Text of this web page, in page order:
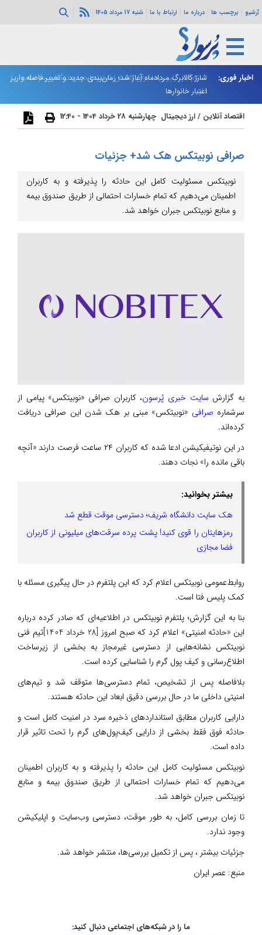
آرشیو برچسب ها درباره ما ارتباط با ما شنبه 17 مرداد 1405
اخبار فوری:
اسلام‌آباد: رایزنی‌ها برای کاهش تنش‌ها درباره تنگه هرمز ادامه
دارد
شارژ کالابرگ مردادماه آغاز شد؛ زمان‌بندی جدید و تغییر فاصله واریز
اعتبار خانوارها
اقتصاد آنلاین /ارز دیجیتال چهارشنبه 28 خرداد 1404 - 12:40
صرافی نوبیتکس هک شد+ جزئیات
نوبیتکس مسئولیت کامل این حادثه را پذیرفته و به کاربران
اطمینان می‌دهیم که تمام خسارات احتمالی از طریق صندوق بیمه
و منابع نوبیتکس جبران خواهد شد.
به گزارش سایت خبری پُرسون، کاربران صرافی «نوبیتکس» پیامی از
سرشماره صرافی «نوبیتکس» مبنی بر هک شدن این صرافی دریافت
کرده‌اند.
در این نوتیفیکیشن ادعا شده که کاربران ۲۴ ساعت فرصت دارند «آنچه
باقی مانده را» نجات دهند.
بیشتر بخوانید:
هک سایت دانشگاه شریف؛ دسترسی موقت قطع شد
رمزهایتان را قوی کنید! پشت پرده سرقت‌های میلیونی از کاربران
فضا مجازی
روابط‌عمومی نوبیتکس اعلام کرد که این پلتفرم در حال پیگیری مسئله با
کمک پلیس فتا است.
بنا به این گزارش؛ پلتفرم نوبیتکس در اطلاعیه‌ای که صادر کرده درباره
این «حادثه امنیتی» اعلام کرد که صبح امروز [28 خرداد 1404]تیم فنی
نوبیتکس نشانه‌هایی از دسترسی غیرمجاز به بخشی از زیرساخت
اطلاع‌رسانی و کیف پول گرم را شناسایی کرده است.
بلافاصله پس از تشخیص، تمام دسترسی‌ها متوقف شد و تیم‌های
امنیتی داخلی ما در حال بررسی دقیق ابعاد این حادثه هستند.
دارایی کاربران مطابق استانداردهای ذخیره سرد در امنیت کامل است و
حادثه فوق فقط بخشی از دارایی کیف‌پول‌های گرم را تحت تاثیر قرار
داده است.
نوبیتکس مسئولیت کامل این حادثه را پذیرفته و به کاربران اطمینان
می‌دهیم که تمام خسارات احتمالی از طریق صندوق بیمه و منابع
نوبیتکس جبران خواهد شد.
تا زمان بررسی کامل، به طور موقت، دسترسی وب‌سایت و اپلیکیشن
وجود ندارد.
جزئیات بیشتر ، پس از تکمیل بررسی‌ها، منتشر خواهد شد.
منبع: عصر ایران
ما را در شبکه‌های اجتماعی دنبال کنید: